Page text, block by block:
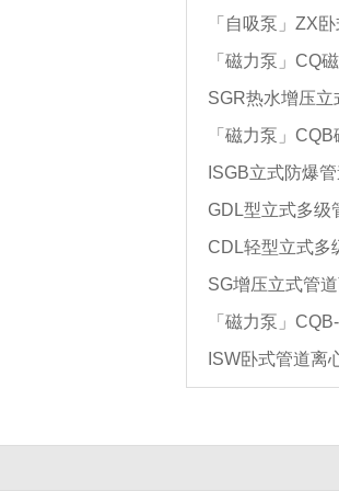
「自吸泵」ZX
「磁力泵」CQ
SGR热水增压立
「磁力泵」
ISGB立式防爆
GDL型立式多级
CDL轻型立式多
SG增压立式管
「磁力泵」
心泵ISW卧式管道离